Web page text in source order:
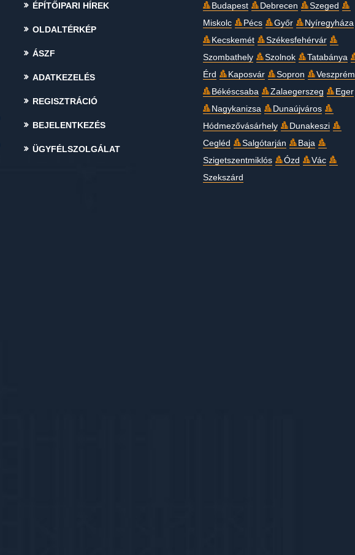
ÉPÍTŐIPARI HÍREK
OLDALTÉRKÉP
ÁSZF
ADATKEZELÉS
REGISZTRÁCIÓ
BEJELENTKEZÉS
ÜGYFÉLSZOLGÁLAT
Budapest Debrecen
Szeged
Miskolc
Pécs Győr
Nyíregyháza
Kecskemét
Székesfehérvár
Szombathely
Szolnok
Tatabánya
Érd
Kaposvár Sopron
Veszprém
Békéscsaba
Zalaegerszeg
Eger
Nagykanizsa
Dunaújváros
Hódmezővásárhely
Dunakeszi
Cegléd
Salgótarján
Baja
Szigetszentmiklós
Ózd
Vác
Szekszárd